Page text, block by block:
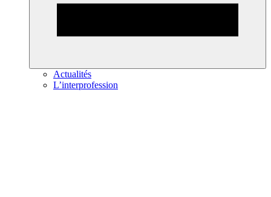
Actualités
L’interprofession